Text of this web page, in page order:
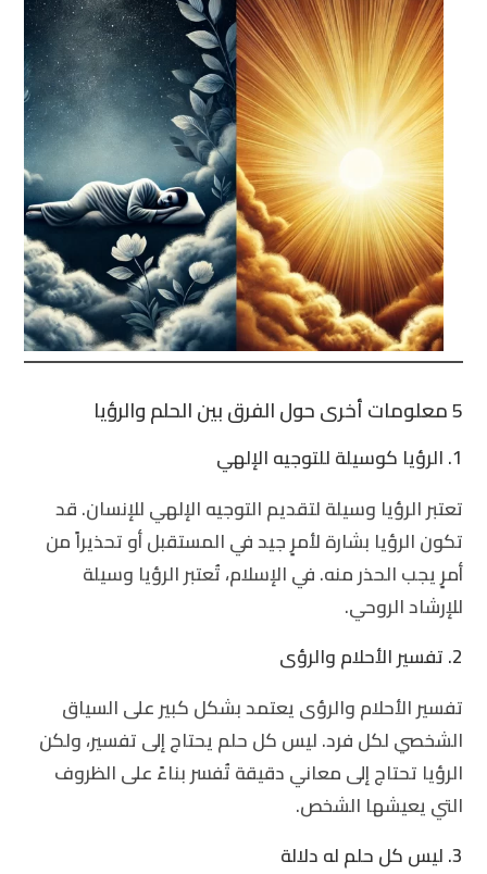
5 معلومات أخرى حول الفرق بين الحلم والرؤيا
1. الرؤيا كوسيلة للتوجيه الإلهي
تعتبر الرؤيا وسيلة لتقديم التوجيه الإلهي للإنسان. قد
تكون الرؤيا بشارة لأمرٍ جيد في المستقبل أو تحذيراً من
أمرٍ يجب الحذر منه. في الإسلام، تُعتبر الرؤيا وسيلة
للإرشاد الروحي.
2. تفسير الأحلام والرؤى
تفسير الأحلام والرؤى يعتمد بشكل كبير على السياق
الشخصي لكل فرد. ليس كل حلم يحتاج إلى تفسير، ولكن
الرؤيا تحتاج إلى معاني دقيقة تُفسر بناءً على الظروف
التي يعيشها الشخص.
3. ليس كل حلم له دلالة